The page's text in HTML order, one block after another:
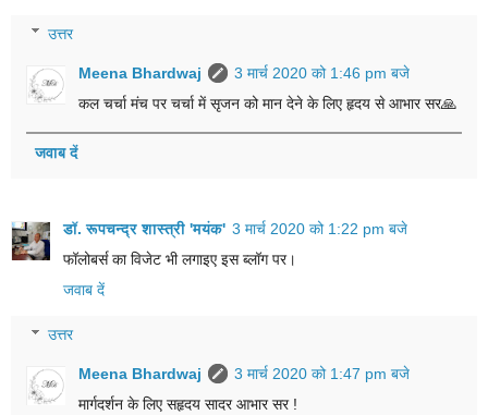
उत्तर
Meena Bhardwaj
3 मार्च 2020 को 1:46 pm बजे
कल चर्चा मंच पर चर्चा में सृजन को मान देने के लिए हृदय से आभार सर🙏
जवाब दें
डॉ. रूपचन्द्र शास्त्री 'मयंक' 3 मार्च 2020 को 1:22 pm बजे
फॉलोबर्स का विजेट भी लगाइए इस ब्लॉग पर।
जवाब दें
उत्तर
Meena Bhardwaj
3 मार्च 2020 को 1:47 pm बजे
मार्गदर्शन के लिए सहृदय सादर आभार सर !